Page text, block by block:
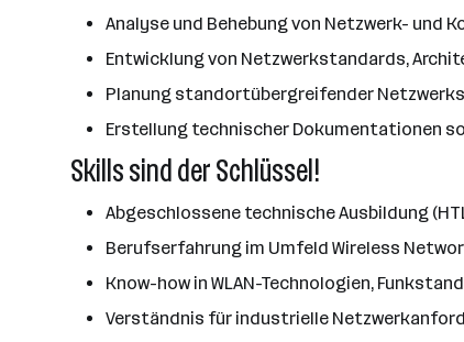
Analyse und Behebung von Netzwerk- und
Entwicklung von Netzwerkstandards,
Planung standortübergreifender
Erstellung technischer Dokumentationen
Skills sind der Schlüssel!
Abgeschlossene technische Ausbildung
Berufserfahrung im Umfeld Wireless
Know-how in WLAN-Technologien,
Verständnis für industrielle